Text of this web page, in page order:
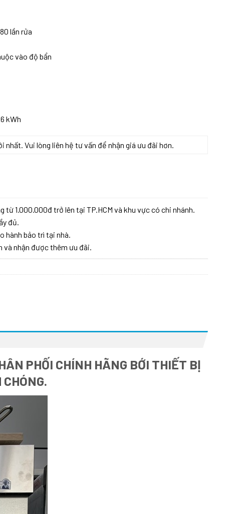
lần rửa
vào độ bẩn
kWh
Vui lòng liên hệ tư vấn để nhận giá ưu đãi hơn.
ÂM SẤY ZEOLITH số lượng
từ 1.000.000đ trở lên tại TP.HCM và khu vực có chi nhánh.
đủ.
hành bảo trì tại nhà.
nhận được thêm ưu đãi.
PHỐI CHÍNH HÃNG BỚI THIẾT BỊ